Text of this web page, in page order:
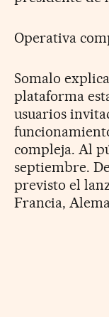
Operativa
Somalo
plataforma
usuarios
compleja. Al
septiembre.
previsto el
Francia,